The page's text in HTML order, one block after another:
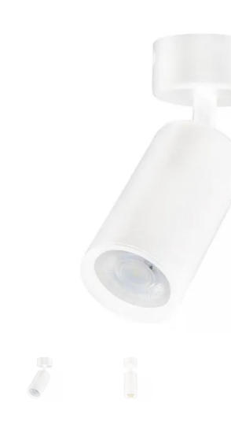
Рекламации и замена на производ